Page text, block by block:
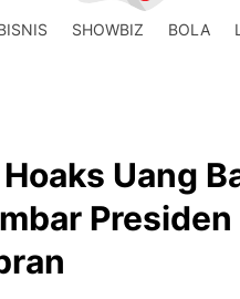
SHOWBIZ BOLA
Uang